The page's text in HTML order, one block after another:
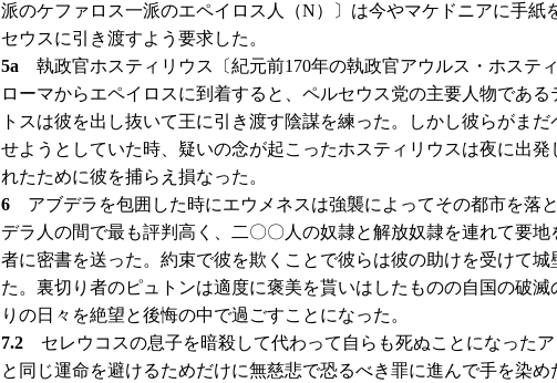
派のケファロス一派のエペイロス人（N）〕は今やマケドニアに手紙
セウスに引き渡すよう要求した。
5a 執政官ホスティリウス〔紀元前170年の執政官アウルス・ホステ
ローマからエペイロスに到着すると、ペルセウス党の主要人物であ
トスは彼を出し抜いて王に引き渡す陰謀を練った。しかし彼らがま
せようとしていた時、疑いの念が起こったホスティリウスは夜に出
れたために彼を捕らえ損なった。
6 アブデラを包囲した時にエウメネスは強襲によってその都市を落
デラ人の間で最も評判高く、二〇〇人の奴隷と解放奴隷を連れて要
者に密書を送った。約束で彼を欺くことで彼らは彼の助けを受けて城
た。裏切り者のピュトンは適度に褒美を貰いはしたものの自国の破
りの日々を絶望と後悔の中で過ごすことになった。
7.2 セレウコスの息子を暗殺して代わって自らも死ぬことになった
と同じ運命を避けるためだけに無慈悲で恐るべき罪に進んで手を染